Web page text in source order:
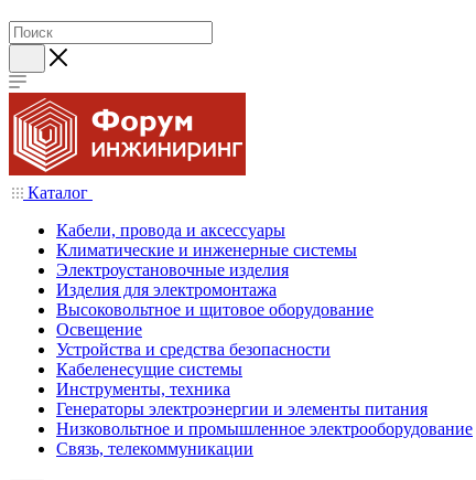
Каталог
Кабели, провода и аксессуары
Климатические и инженерные системы
Электроустановочные изделия
Изделия для электромонтажа
Высоковольтное и щитовое оборудование
Освещение
Устройства и средства безопасности
Кабеленесущие системы
Инструменты, техника
Генераторы электроэнергии и элементы питания
Низковольтное и промышленное электрооборудование
Связь, телекоммуникации